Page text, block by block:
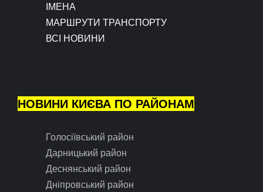
ІМЕНА
МАРШРУТИ ТРАНСПОРТУ
ВСІ НОВИНИ
НОВИНИ КИЄВА ПО РАЙОНАМ
Голосіївський район
Дарницький район
Деснянський район
Дніпровський район